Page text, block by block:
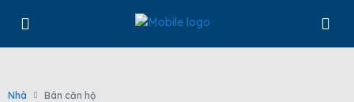
Nhà Bán căn hộ